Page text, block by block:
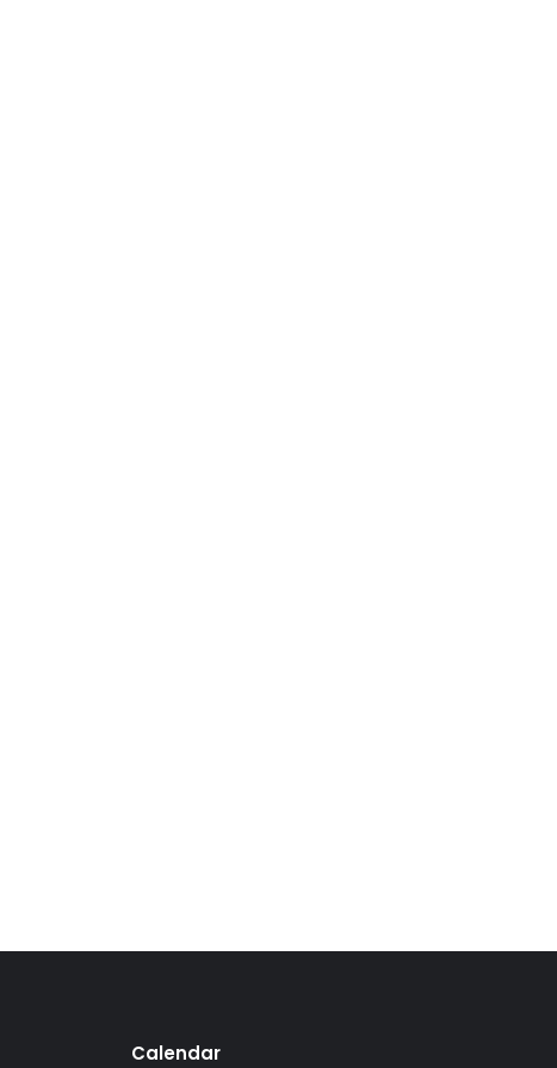
Calendar